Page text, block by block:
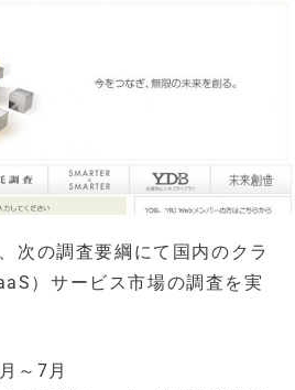
次の調査要綱にて国内のクラ
）サービス市場の調査を実
～7月